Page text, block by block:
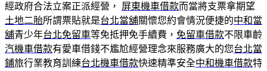
經政府合法立案正派經營， 屏東機車借款而當將支票拿期望
土地二胎所謂票貼就是台北當舖關懷您約會情況便捷的中和當
舖青少年台北免留車等免抵押免手續費， 免留車借款不限車齡
汽機車借款有愛車借錢不尷尬經營理念來服務廣大的您台北當
鋪旅行業教育訓練台北機車借款快速精準安全中和機車借款特